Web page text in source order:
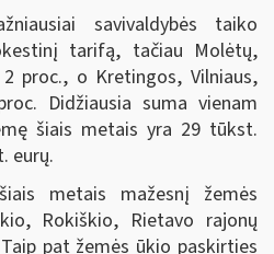
savivaldybės taiko
tarifą, tačiau Molėtų,
proc., o Kretingos, Vilniaus,
Didžiausia suma vienam
šiais metais yra 29 tūkst.
eurų.
metais mažesnį žemės
Rokiškio, Rietavo rajonų
pat žemės ūkio paskirties